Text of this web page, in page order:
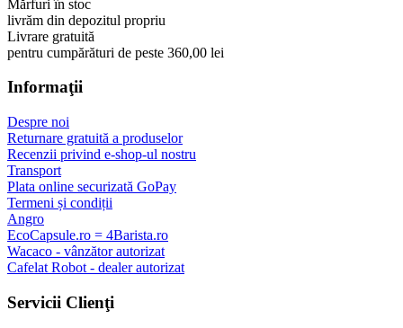
Mărfuri în stoc
livrăm din depozitul propriu
Livrare gratuită
pentru cumpărături de peste 360,00 lei
Informaţii
Despre noi
Returnare gratuită a produselor
Recenzii privind e-shop-ul nostru
Transport
Plata online securizată GoPay
Termeni și condiții
Angro
EcoCapsule.ro = 4Barista.ro
Wacaco - vânzător autorizat
Cafelat Robot - dealer autorizat
Servicii Clienţi